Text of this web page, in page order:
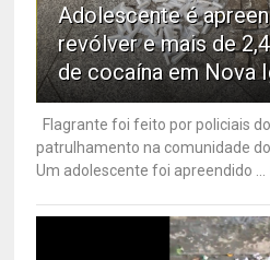
Adolescente é
revólver e mais de
de cocaína em Nova
Flagrante foi feito por policiais
patrulhamento na comunidade
Um adolescente foi apreendido ...